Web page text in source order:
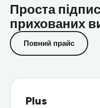
Проста
прихованих
Повний прайс
Plus